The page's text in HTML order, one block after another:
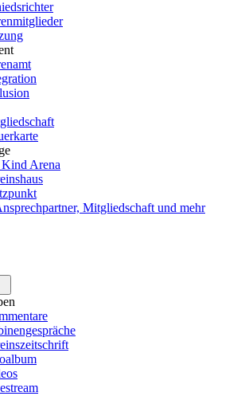
Arena
Mitgliedschaft und mehr